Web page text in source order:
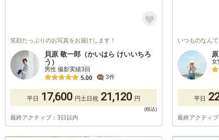
笑顔たっぷりのお写真をお届けします！
貝原 敬一郎（かいはら けいいちろ
う）
男性 撮影実績3回
5.00
3件
平日 17,600 円土日祝 21,120 円
最終アクティブ：3日以内
いつものなん
女
平日
最終アクティ